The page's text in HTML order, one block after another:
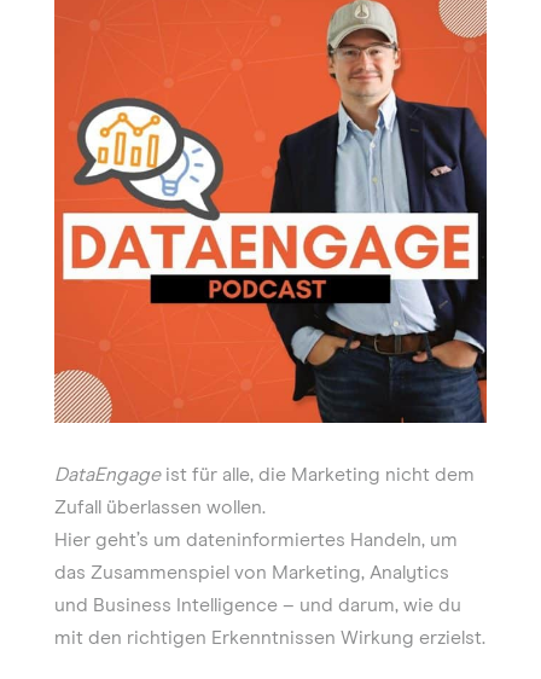
DataEngageist für alle, die Marketing nicht dem
Zufall überlassen wollen.
Hier geht’s um dateninformiertes Handeln, um
das Zusammenspiel von Marketing, Analytics
und Business Intelligence – und darum, wie du
mit den richtigen Erkenntnissen Wirkung erzielst.